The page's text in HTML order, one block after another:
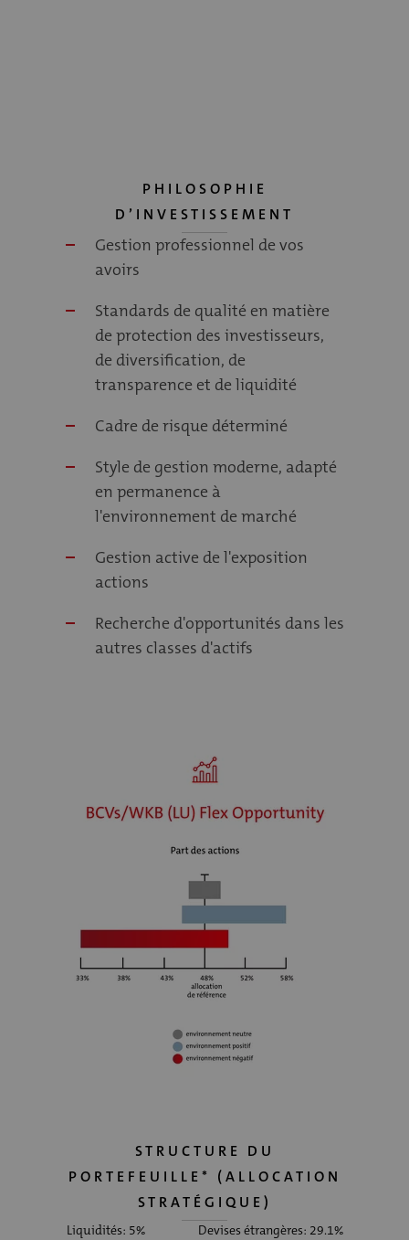
PHILOSOPHIE
D’INVESTISSEMENT
Gestion professionnel de vos
avoirs
Standards de qualité en matière
de protection des investisseurs,
de diversification, de
transparence et de liquidité
Cadre de risque déterminé
Style de gestion moderne, adapté
en permanence à
l'environnement de marché
Gestion active de l'exposition
actions
Recherche d'opportunités dans les
autres classes d'actifs
STRUCTURE DU
PORTEFEUILLE* (ALLOCATION
STRATÉGIQUE)
Liquidités: 5% Devises étrangères: 29.1%